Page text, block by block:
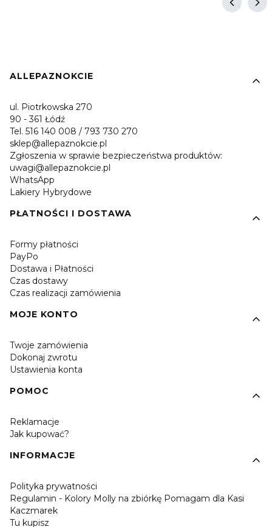
Linki w stopce
ALLEPAZNOKCIE
ul. Piotrkowska 270
90 - 361 Łódź
Tel. 516 140 008 / 793 730 270
sklep@allepaznokcie.pl
Zgłoszenia w sprawie bezpieczeństwa produktów:
uwagi@allepaznokcie.pl
WhatsApp
Lakiery Hybrydowe
PŁATNOŚCI I DOSTAWA
Formy płatności
PayPo
Dostawa i Płatności
Czas dostawy
Czas realizacji zamówienia
MOJE KONTO
Twoje zamówienia
Dokonaj zwrotu
Ustawienia konta
POMOC
Reklamacje
Jak kupować?
INFORMACJE
Polityka prywatności
Regulamin - Kolory Molly na zbiórkę Pomagam dla Kasi
Kaczmarek
Tu kupisz